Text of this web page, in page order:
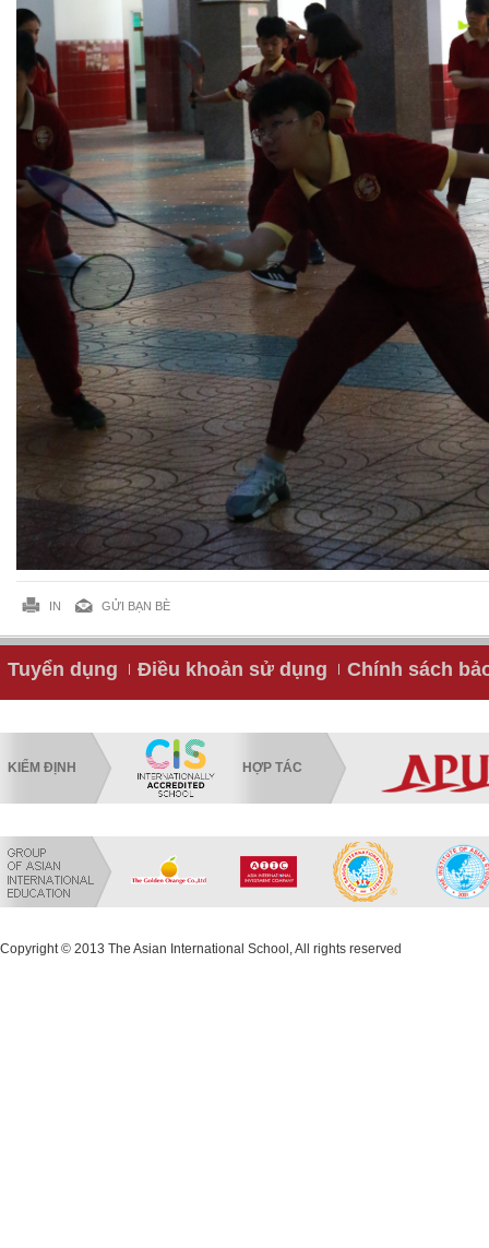
IN GỬI BẠN BÈ
Tuyển dụng Điều khoản sử dụng Chính sách
KIỂM ĐỊNH HỢP TÁC
Copyright © 2013 The Asian International School, All rights reserved